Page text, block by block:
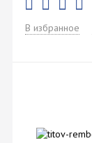
В избранное